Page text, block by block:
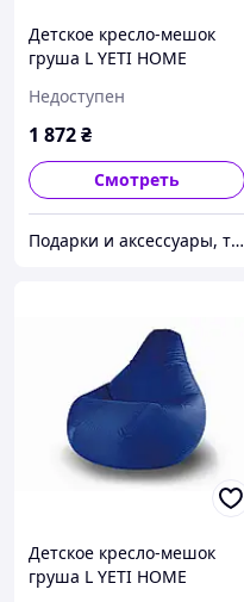
Детское кресло-мешок
груша L YETI HOME
Недоступен
1 872₴
Смотреть
Подарки и аксессуары, товары для Вашего имиджа и комфорта.
Детское кресло-мешок
груша L YETI HOME